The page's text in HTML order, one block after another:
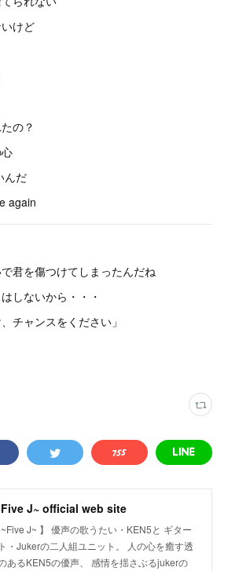
けど
の？
んだ
again
君を傷つけてしまったんだね
しないから・・・
チャンスをください」
J~ official web site
~Five J~ 】 優声の歌うたい・KEN5と ギター
・Jukerの二人組ユニット。 人の心を癒す透
あるKEN5の優声、 感情を揺さぶるjukerの